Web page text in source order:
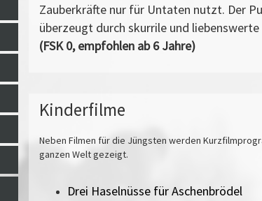
Zauberkräfte nur für Untaten nutzt. Der
überzeugt durch skurrile und liebenswerte
(FSK 0, empfohlen ab 6 Jahre)
Kinderfilme
Neben Filmen für die Jüngsten werden
ganzen Welt gezeigt.
Drei Haselnüsse für Aschenbrödel